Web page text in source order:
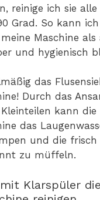
reinige ich sie alle
Grad. So kann
Maschine
und hygienisch
das
Durch das
kann die
das
und die frisch
zu müffeln.
Klarspüler die